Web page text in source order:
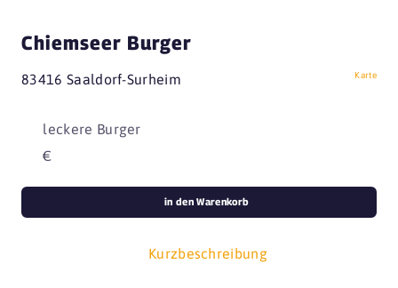
Chiemseer Burger
83416 Saaldorf-Surheim Karte
leckere Burger
€
Kurzbeschreibung
in den Warenkorb